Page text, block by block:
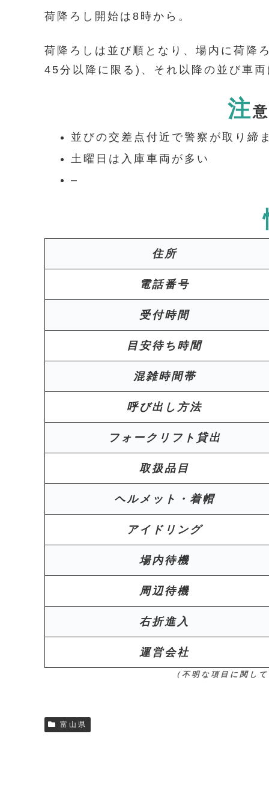
荷降ろし開始は8時から。
荷降ろしは並び順となり、場内に荷降
45分以降に限る)、それ以降の並び車
注
並びの交差点付近で警察が取り締
土曜日は入庫車両が多い
–
住所
電話番号
受付時間
目安待ち時間
混雑時間帯
呼び出し方法
フォークリフト貸出
取扱品目
ヘルメット・着帽
アイドリング
場内待機
周辺待機
右折進入
運営会社
（不明な項目に関し
富山県